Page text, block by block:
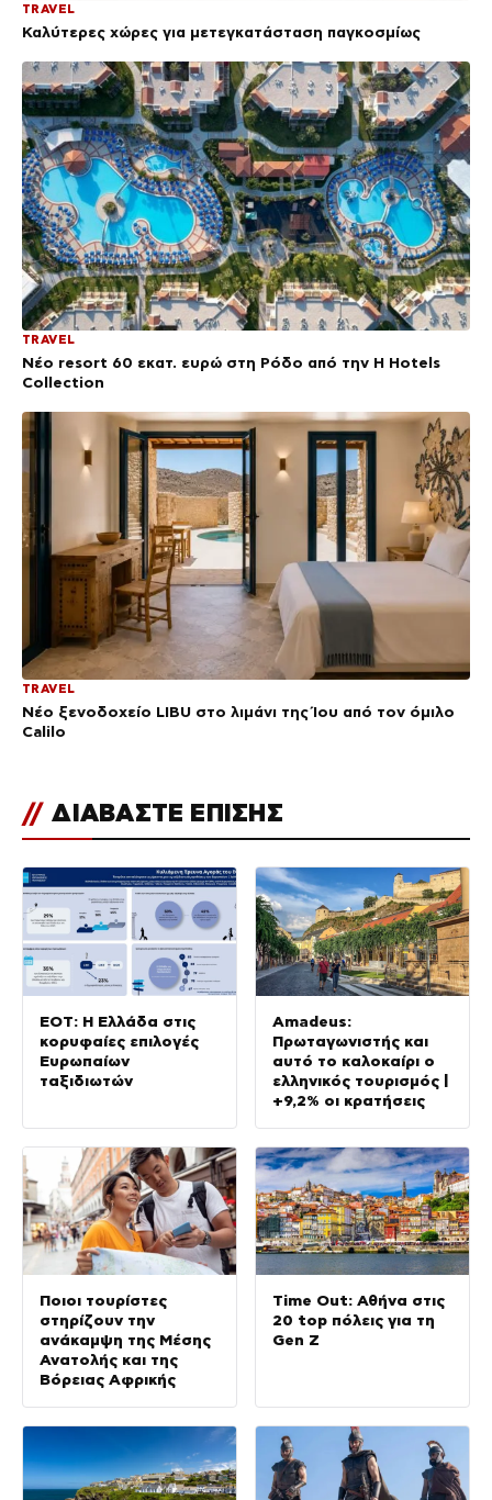
TRAVEL
Καλύτερες χώρες για μετεγκατάσταση παγκοσμίως
TRAVEL
Νέο resort 60 εκατ. ευρώ στη Ρόδο από την H Hotels
Collection
TRAVEL
Νέο ξενοδοχείο LIBU στο λιμάνι της Ίου από τον όμιλο
Calilo
// ΔΙΑΒΑΣΤΕ ΕΠΙΣΗΣ
ΕΟΤ: Η Ελλάδα στις
κορυφαίες επιλογές
Ευρωπαίων
ταξιδιωτών
Amadeus:
Πρωταγωνιστής και
αυτό το καλοκαίρι ο
ελληνικός τουρισμός |
+9,2% οι κρατήσεις
Ποιοι τουρίστες
στηρίζουν την
ανάκαμψη της Μέσης
Ανατολής και της
Βόρειας Αφρικής
Time Out: Αθήνα στις
20 top πόλεις για τη
Gen Z